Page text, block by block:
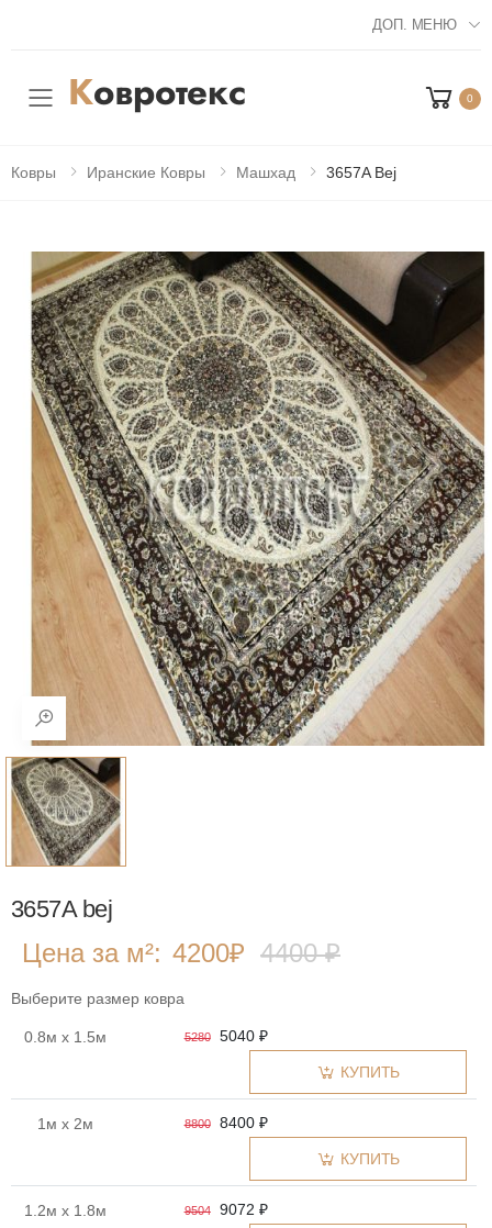
ДОП. МЕНЮ
Мобильное меню 0
Ковры Иранские Ковры Машхад 3657A Bej
3657A bej
Цена за м²: 4200₽ 4400 ₽
Выберите размер ковра
0.8м x 1.5м 52805040 ₽
КУПИТЬ
1м x 2м 88008400 ₽
КУПИТЬ
1.2м x 1.8м 95049072 ₽